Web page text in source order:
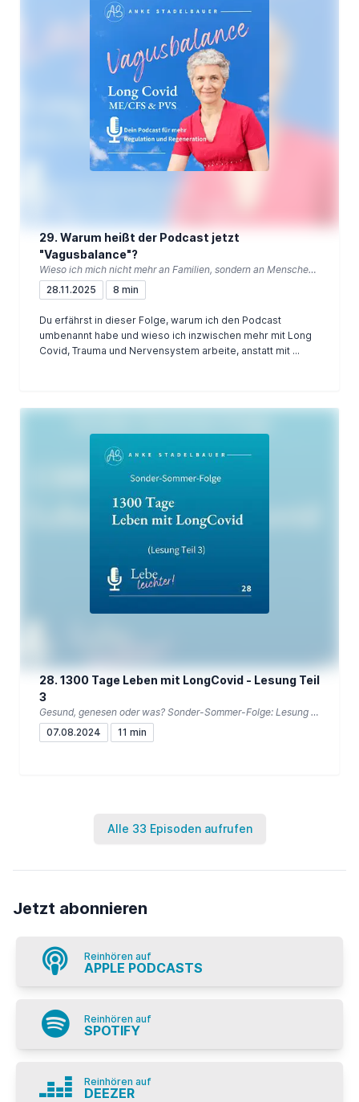
29. Warum heißt der Podcast jetzt
"Vagusbalance"?
Wieso ich mich nicht mehr an Familien, sondern an Menschen mit Long Covid, ME/CFS und Post Vac richte
28.11.2025
8 min
Du erfährst in dieser Folge, warum ich den Podcast
umbenannt habe und wieso ich inzwischen mehr mit Long
Covid, Trauma und Nervensystem arbeite, anstatt mit ...
28. 1300 Tage Leben mit LongCovid - Lesung Teil
3
Gesund, genesen oder was? Sonder-Sommer-Folge: Lesung Teil 3
07.08.2024
11 min
Alle 33 Episoden aufrufen
Jetzt abonnieren
Reinhören auf
APPLE PODCASTS
Reinhören auf
SPOTIFY
Reinhören auf
DEEZER